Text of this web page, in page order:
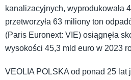
kanalizacyjnych, wyprodukowała
przetworzyła 63 miliony ton
(Paris Euronext: VIE) osiągnęła
wysokości 45,3 mld euro w 2023
VEOLIA POLSKA od ponad 25 lat